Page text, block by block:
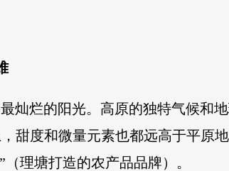
灿烂的阳光。高原的独特气候和
甜度和微量元素也都远高于平原
理塘打造的农产品品牌）。